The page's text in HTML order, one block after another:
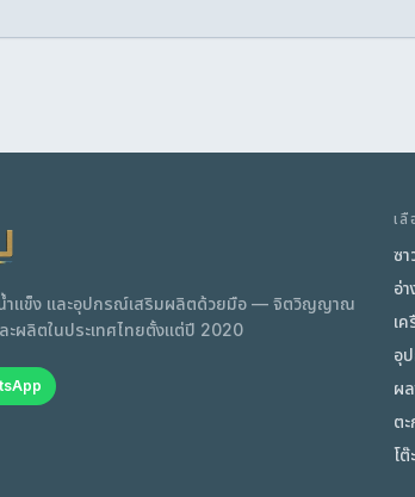
ำแข็ง และอุปกรณ์เสริมผลิตด้วยมือ — จิตวิญญาณ
ผลิตในประเทศไทยตั้งแต่ปี 2020
เลื
ซา
อ่
เ
อุ
ผ
ตะ
โต๊